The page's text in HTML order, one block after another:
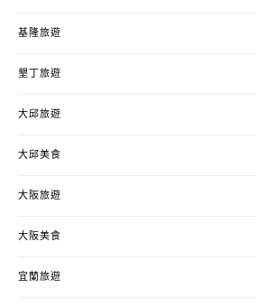
基隆旅遊
墾丁旅遊
大邱旅遊
大邱美食
大阪旅遊
大阪美食
宜蘭旅遊